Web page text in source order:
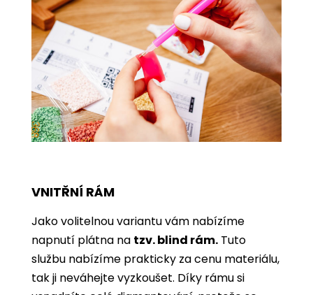
VNITŘNÍ RÁM
Jako volitelnou variantu vám nabízíme
napnutí plátna na tzv. blind rám. Tuto
službu nabízíme prakticky za cenu materiálu,
tak ji neváhejte vyzkoušet. Díky rámu si